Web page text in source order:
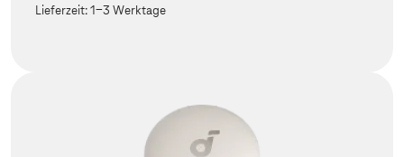
Lieferzeit:1-3 Werktage